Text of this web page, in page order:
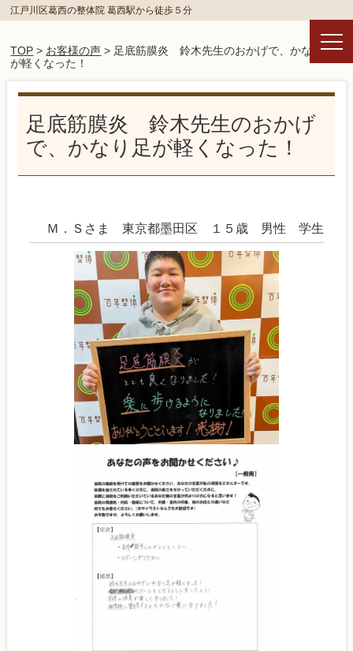
江戸川区葛西の整体院 葛西駅から徒歩５分
TOP > お客様の声 > 足底筋膜炎 鈴木先生のおかげで、かなり足
が軽くなった！
足底筋膜炎 鈴木先生のおかげ
で、かなり足が軽くなった！
Ｍ．Ｓさま 東京都墨田区 １５歳 男性 学生